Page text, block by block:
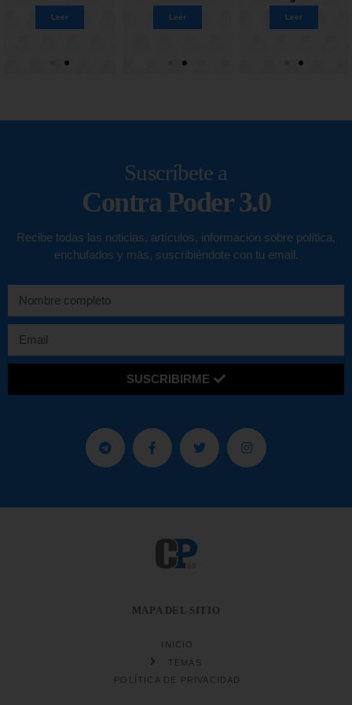
Leer
Leer Leer
Leer Leer
Suscríbete a
Contra Poder 3.0
Recibe todas las noticias, artículos, información sobre política,
enchufados y más, suscribiéndote con tu email.
SUSCRIBIRME
MAPA DEL SITIO
INICIO
TEMAS
POLÍTICA DE PRIVACIDAD